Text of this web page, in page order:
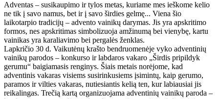
Adventas – susikaupimo ir tylos metas, kuriame mes ieškome kelio
ne tik į savo namus, bet ir į savo širdies gelmę... Viena šio
laikotarpio tradicijų – advento vainikų darymas. Jis yra apskritimo
formos, nes apskritimas simbolizuoja amžinumą bei vienybę, kartu
vainikas yra karaliavimo bei pergalės ženklas.
Lapkričio 30 d. Vaikutėnų krašto bendruomenėje vyko adventinių
vainikų parodos – konkurso ir labdaros vakaro „Širdis pripildyk
gerumu“ baigiamasis renginys. Šiais metais norėjome, kad
adventinis vakaras visiems susirinkusiems įsimintų, kaip gerumo,
paramos ir vilties vakaras, nutiesiantis kelią ten, kur labiausiai jis
reikalingas. Trečią kartą organizuojama adventinių vainikų paroda –